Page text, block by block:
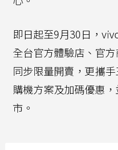
即日起至9月30日，
全台官方體驗店、官
同步限量開賣，更攜
購機方案及加碼優惠
市。